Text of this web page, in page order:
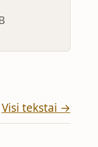
Visi tekstai →